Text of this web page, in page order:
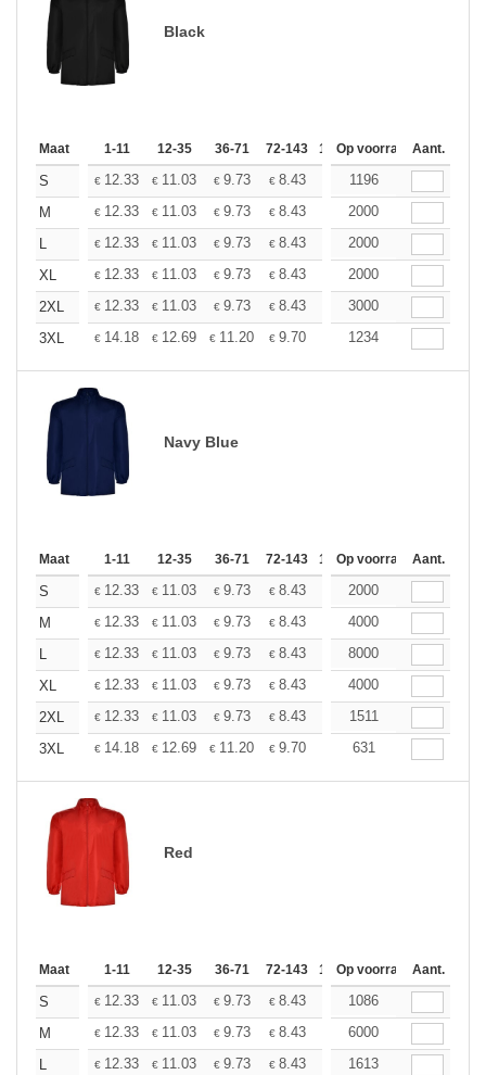
Black
Maat 1-11 12-35 36-71 72-143 144-287 288 + Meer
Op voorraadAant.
S € 12.33 € 11.03 € 9.73 € 8.43 7.79
1196
M
€ 12.33 € 11.03 € 9.73 € 8.43 7.79
2000
L
€ 12.33 € 11.03 € 9.73 € 8.43 7.79
2000
XL
€ 12.33 € 11.03 € 9.73 € 8.43 7.79
2000
2XL
€ 12.33 € 11.03 € 9.73 € 8.43 7.79
3000
3XL
€ 14.18 € 12.69 € 11.20 € 9.70 8.95
1234
Navy Blue
Maat 1-11 12-35 36-71 72-143 144-287 288 + Meer
Op voorraadAant.
S € 12.33 € 11.03 € 9.73 € 8.43 7.79
2000
M
€ 12.33 € 11.03 € 9.73 € 8.43 7.79
4000
L
€ 12.33 € 11.03 € 9.73 € 8.43 7.79
8000
XL
€ 12.33 € 11.03 € 9.73 € 8.43 7.79
4000
2XL
€ 12.33 € 11.03 € 9.73 € 8.43 7.79
1511
3XL
€ 14.18 € 12.69 € 11.20 € 9.70 8.95631
Red
Maat 1-11 12-35 36-71 72-143 144-287 288 + Meer
Op voorraadAant.
S € 12.33 € 11.03 € 9.73 € 8.43 7.79
1086
M
€ 12.33 € 11.03 € 9.73 € 8.43 7.79
6000
L
€ 12.33 € 11.03 € 9.73 € 8.43 7.79
1613